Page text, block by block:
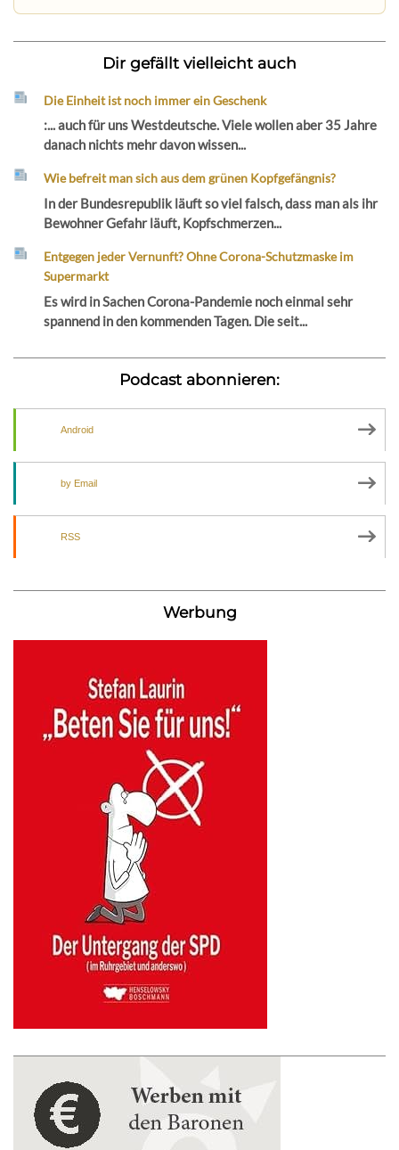
Dir gefällt vielleicht auch
Die Einheit ist noch immer ein Geschenk
:... auch für uns Westdeutsche. Viele wollen aber 35 Jahre
danach nichts mehr davon wissen...
Wie befreit man sich aus dem grünen Kopfgefängnis?
In der Bundesrepublik läuft so viel falsch, dass man als ihr
Bewohner Gefahr läuft, Kopfschmerzen...
Entgegen jeder Vernunft? Ohne Corona-Schutzmaske im
Supermarkt
Es wird in Sachen Corona-Pandemie noch einmal sehr
spannend in den kommenden Tagen. Die seit...
Podcast abonnieren:
Android
by Email
RSS
Werbung